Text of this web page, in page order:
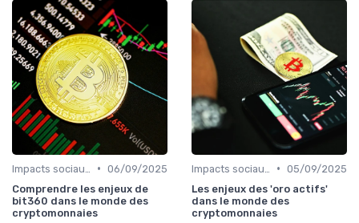
• 06/09/2025
Comprendre les enjeux de
bit360 dans le monde des
cryptomonnaies
• 05/09/2025
Les enjeux des 'oro actifs'
dans le monde des
cryptomonnaies